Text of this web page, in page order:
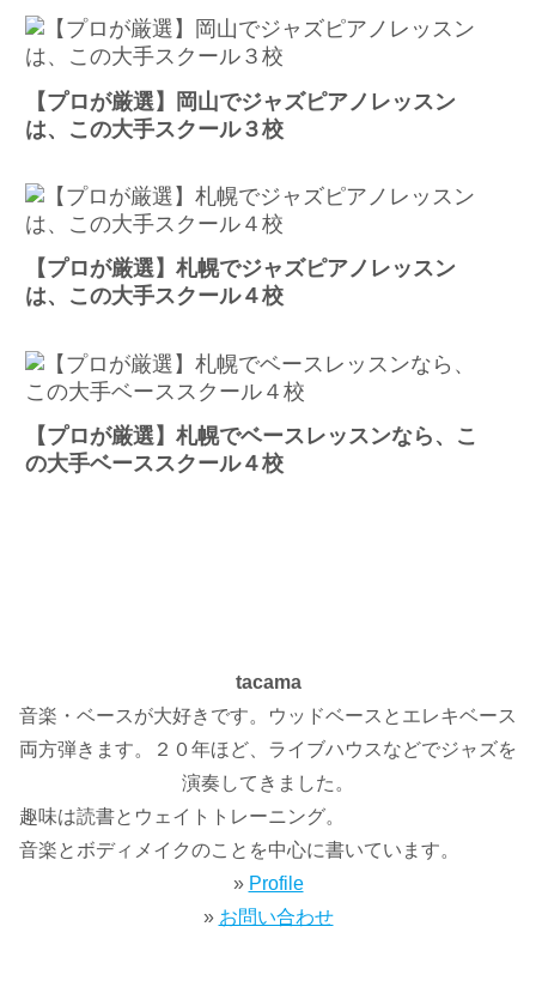
【プロが厳選】岡山でジャズピアノレッスン
は、この大手スクール３校
【プロが厳選】札幌でジャズピアノレッスン
は、この大手スクール４校
【プロが厳選】札幌でベースレッスンなら、こ
の大手ベーススクール４校
tacama
音楽・ベースが大好きです。ウッドベースとエレキベース
両方弾きます。２０年ほど、ライブハウスなどでジャズを
演奏してきました。
趣味は読書とウェイトトレーニング。
音楽とボディメイクのことを中心に書いています。
» Profile
» お問い合わせ